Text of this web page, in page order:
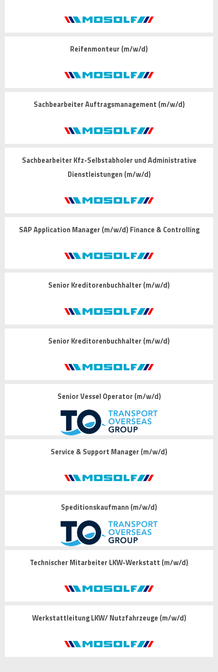
Reifenmonteur (m/w/d)
Sachbearbeiter Auftragsmanagement (m/w/d)
Sachbearbeiter Kfz-Selbstabholer und Administrative
Dienstleistungen (m/w/d)
SAP Application Manager (m/w/d) Finance & Controlling
Senior Kreditorenbuchhalter (m/w/d)
Senior Kreditorenbuchhalter (m/w/d)
Senior Vessel Operator (m/w/d)
Service & Support Manager (m/w/d)
Speditionskaufmann (m/w/d)
Technischer Mitarbeiter LKW-Werkstatt (m/w/d)
Werkstattleitung LKW/ Nutzfahrzeuge (m/w/d)